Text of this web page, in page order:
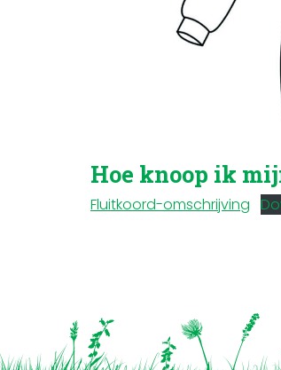
Hoe knoop ik
Fluitkoord-omschrijving